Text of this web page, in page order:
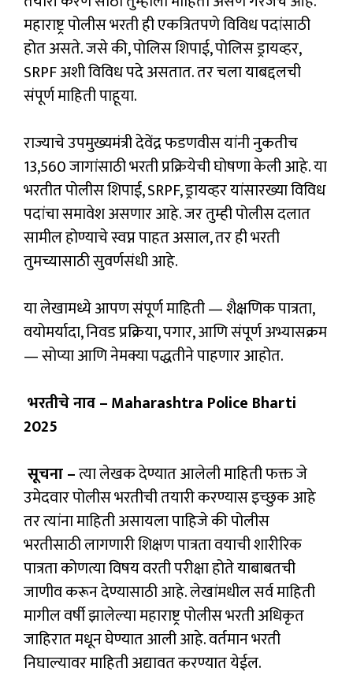
महाराष्ट्र पोलीस भरती ही एकत्रितपणे विविध पदांसाठी
होत असते. जसे की, पोलिस शिपाई, पोलिस ड्रायव्हर,
SRPF अशी विविध पदे असतात. तर चला याबद्दलची
संपूर्ण माहिती पाहूया.
राज्याचे उपमुख्यमंत्री देवेंद्र फडणवीस यांनी नुकतीच
13,560 जागांसाठी भरती प्रक्रियेची घोषणा केली आहे. या
भरतीत पोलीस शिपाई, SRPF, ड्रायव्हर यांसारख्या विविध
पदांचा समावेश असणार आहे. जर तुम्ही पोलीस दलात
सामील होण्याचे स्वप्न पाहत असाल, तर ही भरती
तुमच्यासाठी सुवर्णसंधी आहे.
या लेखामध्ये आपण संपूर्ण माहिती — शैक्षणिक पात्रता,
वयोमर्यादा, निवड प्रक्रिया, पगार, आणि संपूर्ण अभ्यासक्रम
— सोप्या आणि नेमक्या पद्धतीने पाहणार आहोत.
भरतीचे नाव –Maharashtra Police Bharti
2025
सूचना –त्या लेखक देण्यात आलेली माहिती फक्त जे
उमेदवार पोलीस भरतीची तयारी करण्यास इच्छुक आहे
तर त्यांना माहिती असायला पाहिजे की पोलीस
भरतीसाठी लागणारी शिक्षण पात्रता वयाची शारीरिक
पात्रता कोणत्या विषय वरती परीक्षा होते याबाबतची
जाणीव करून देण्यासाठी आहे. लेखांमधील सर्व माहिती
मागील वर्षी झालेल्या महाराष्ट्र पोलीस भरती अधिकृत
जाहिरात मधून घेण्यात आली आहे. वर्तमान भरती
निघाल्यावर माहिती अद्यावत करण्यात येईल.